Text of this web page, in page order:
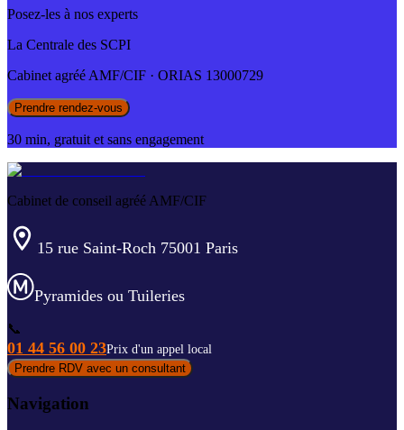
Posez-les à nos experts
La Centrale des SCPI
Cabinet agréé AMF/CIF · ORIAS 13000729
Prendre rendez-vous
30 min, gratuit et sans engagement
Cabinet de conseil agréé AMF/CIF
15 rue Saint-Roch 75001 Paris
Pyramides ou Tuileries
📞
01 44 56 00 23Prix d'un appel local
Prendre RDV avec un consultant
Navigation